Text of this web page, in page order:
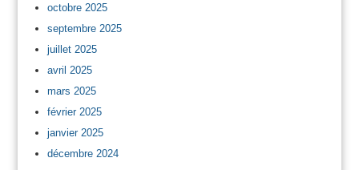
octobre 2025
septembre 2025
juillet 2025
avril 2025
mars 2025
février 2025
janvier 2025
décembre 2024